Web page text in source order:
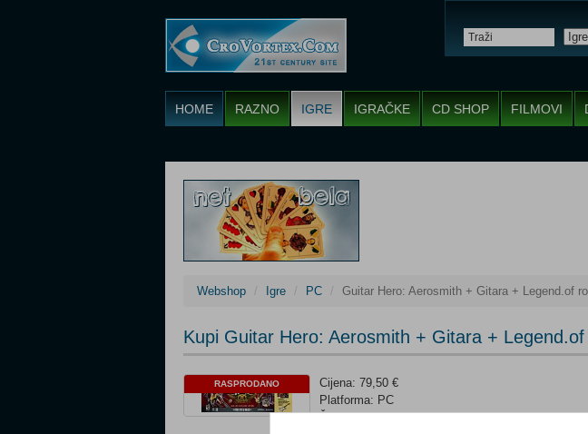
HOME RAZNO IGRE IGRAČKE CD SHOP FILMOVI
Webshop Igre PC Guitar Hero: Aerosmith + Gitara + Legend.of
Kupi Guitar Hero: Aerosmith + Gitara +
RASPRODANO
Cijena: 79,50 €
Platforma: PC
Žanr: Muzika